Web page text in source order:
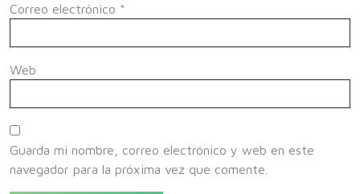
Correo electrónico *
Web
Guarda mi nombre, correo electrónico y web en este
navegador para la próxima vez que comente.